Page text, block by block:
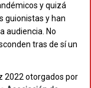
y quizá
guionistas y han
audiencia. No
tras de sí un
2022 otorgados por